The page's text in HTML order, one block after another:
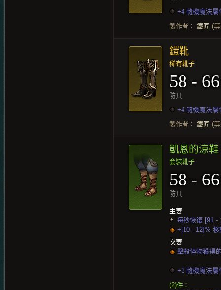
+4 隨機魔法屬
製作者： 鐵匠 (
鎧靴
稀有靴子
58 - 66
防具
+4 隨機魔法屬
製作者： 鐵匠 (
凱恩的涼鞋
套裝靴子
58 - 66
防具
主要
每秒恢復 [91 -
+[10 - 12]% 移
次要
擊殺怪物獲得
+3 隨機魔法屬
(2)件：